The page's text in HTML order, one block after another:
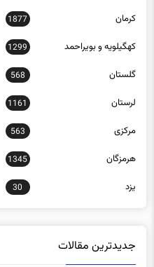
کرمان 1877
کهگیلویه و بویراحمد 1299
گلستان 568
لرستان 1161
مرکزی 563
هرمزگان 1345
یزد 30
جدیدترین مقالات